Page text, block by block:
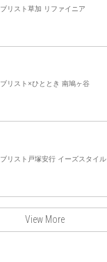
ブリスト草加 リファイニア
ブリスト×ひととき 南鳩ヶ谷
ブリスト戸塚安行 イーズスタイル
View More